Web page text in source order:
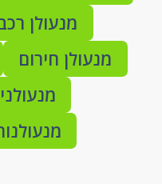
מנעולן
מנעולן חירום